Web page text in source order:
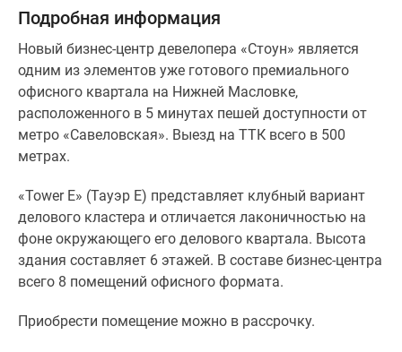
Подробная информация
Новый бизнес-центр девелопера «Стоун» является
одним из элементов уже готового премиального
офисного квартала на Нижней Масловке,
расположенного в 5 минутах пешей доступности от
метро «Савеловская». Выезд на ТТК всего в 500
метрах.
«Tower E» (Тауэр Е) представляет клубный вариант
делового кластера и отличается лаконичностью на
фоне окружающего его делового квартала. Высота
здания составляет 6 этажей. В составе бизнес-центра
всего 8 помещений офисного формата.
Приобрести помещение можно в рассрочку.